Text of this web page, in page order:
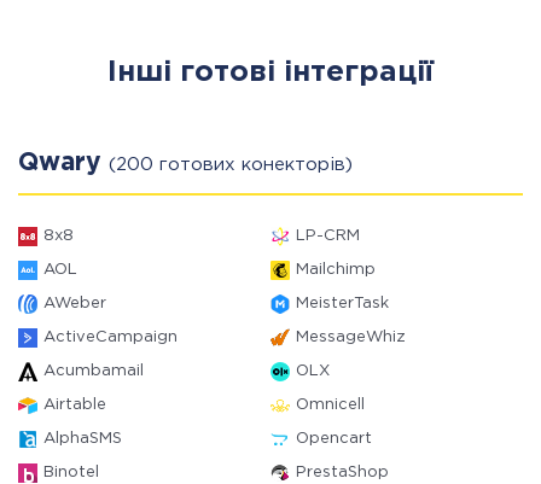
Інші готові інтеграції
Qwary (200 готових конекторів)
8x8 LP-CRM
AOL Mailchimp
AWeber MeisterTask
ActiveCampaign MessageWhiz
Acumbamail OLX
Airtable Omnicell
AlphaSMS Opencart
Binotel PrestaShop